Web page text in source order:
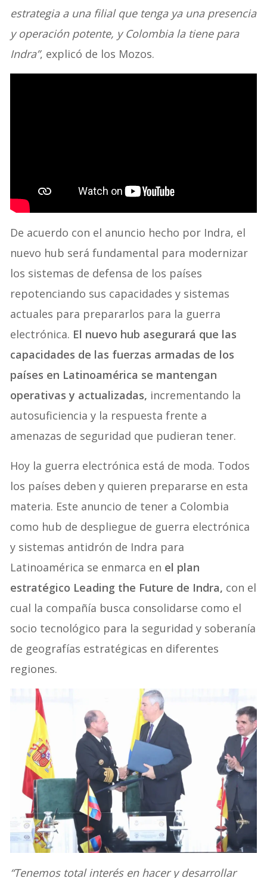
estrategia a una filial que tenga ya una presencia
y operación potente, y Colombia la tiene para
Indra”, explicó de los Mozos.
De acuerdo con el anuncio hecho por Indra, el
nuevo hub será fundamental para modernizar
los sistemas de defensa de los países
repotenciando sus capacidades y sistemas
actuales para prepararlos para la guerra
electrónica. El nuevo hub asegurará que las
capacidades de las fuerzas armadas de los
países en Latinoamérica se mantengan
operativas y actualizadas, incrementando la
autosuficiencia y la respuesta frente a
amenazas de seguridad que pudieran tener.
Hoy la guerra electrónica está de moda. Todos
los países deben y quieren prepararse en esta
materia. Este anuncio de tener a Colombia
como hub de despliegue de guerra electrónica
y sistemas antidrón de Indra para
Latinoamérica se enmarca en el plan
estratégico Leading the Future de Indra, con el
cual la compañía busca consolidarse como el
socio tecnológico para la seguridad y soberanía
de geografías estratégicas en diferentes
regiones.
“Tenemos total interés en hacer y desarrollar